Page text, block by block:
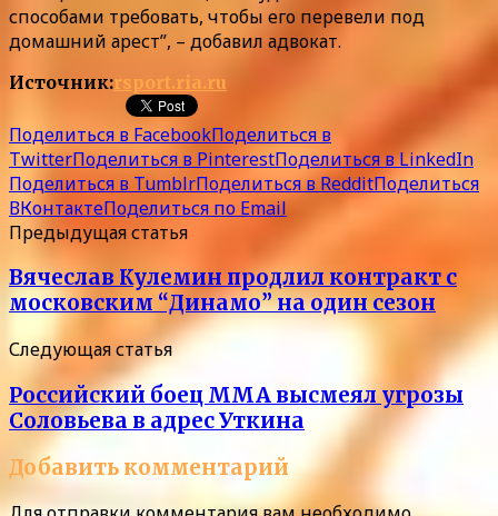
способами требовать, чтобы его перевели под
домашний арест”, – добавил адвокат.
Источник:rsport.ria.ru
Поделиться в FacebookПоделиться в
TwitterПоделиться в PinterestПоделиться в LinkedIn
Поделиться в TumblrПоделиться в RedditПоделиться
ВКонтактеПоделиться по Email
Предыдущая статья
Вячеслав Кулемин продлил контракт с
московским “Динамо” на один сезон
Следующая статья
Российский боец ММА высмеял угрозы
Соловьева в адрес Уткина
Добавить комментарий